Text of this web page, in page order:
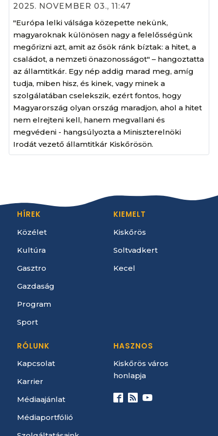
2025. NOVEMBER 03., 11:47
"Európa lelki válsága közepette nekünk,
magyaroknak különösen nagy a felelősségünk
megőrizni azt, amit az ősök ránk bíztak: a hitet, a
családot, a nemzeti önazonosságot" – hangoztatta
az államtitkár. Egy nép addig marad meg, amíg
tudja, miben hisz, és kinek, vagy minek a
szolgálatában cselekszik, ezért fontos, hogy
Magyarország olyan ország maradjon, ahol a hitet
nem elrejteni kell, hanem megvallani és
megvédeni - hangsúlyozta a Miniszterelnöki
Irodát vezető államtitkár Kiskőrösön.
HÍREK
Közélet
Kultúra
Gasztro
Gazdaság
Program
Sport
KIEMELT
Kiskőrös
Soltvadkert
Kecel
RÓLUNK
Kapcsolat
Karrier
Médiaajánlat
Médiaportfólió
HASZNOS
Kiskőrös város
honlapja